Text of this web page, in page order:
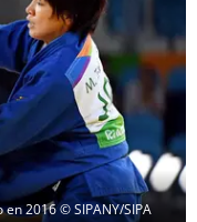
en 2016© SIPANY/SIPA